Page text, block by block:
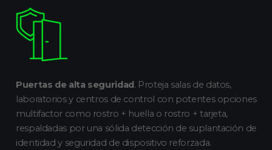
Puertas de alta seguridad . Proteja salas de datos,
laboratorios y centros de control con potentes opciones
multifactor como rostro + huella o rostro + tarjeta,
respaldadas por una sólida detección de suplantación de
identidad y seguridad de dispositivo reforzada.